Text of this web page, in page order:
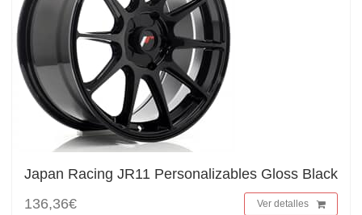
Japan Racing JR11 Personalizables Gloss Black
136,36€
Ver detalles